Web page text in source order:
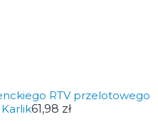
RTV przelotowego
61,98 zł